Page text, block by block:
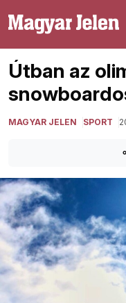
Útban az
MAGYAR JELEN SPORT